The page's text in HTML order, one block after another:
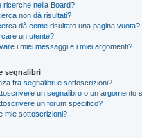
ricerche nella Board?
non dà risultati?
dà come risultato una pagina vuota?
un utente?
i miei messaggi e i miei argomenti?
segnalibri
fra segnalibri e sottoscrizioni?
un segnalibro o un argomento
un forum specifico?
mie sottoscrizioni?